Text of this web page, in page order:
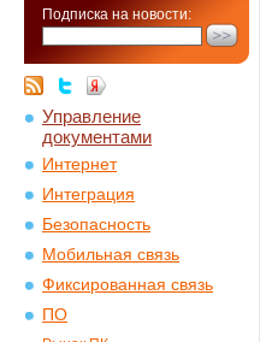
Подписка на новости:
Управление
документами
Интернет
Интеграция
Безопасность
Мобильная связь
Фиксированная связь
ПО